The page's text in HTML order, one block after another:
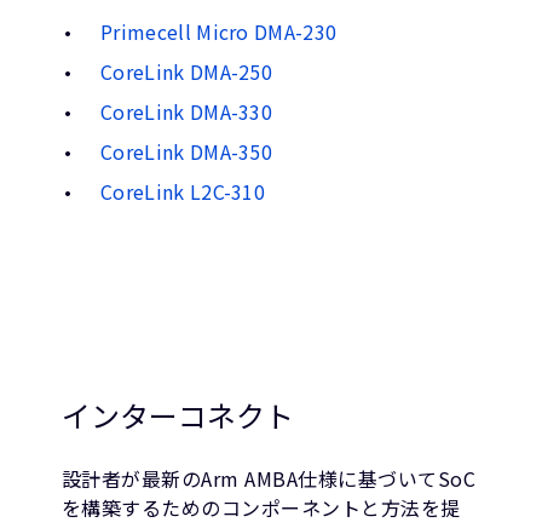
Primecell Micro DMA-230
CoreLink DMA-250
CoreLink DMA-330
CoreLink DMA-350
CoreLink L2C-310
インターコネクト
設計者が最新のArm AMBA仕様に基づいてSoC
を構築するためのコンポーネントと方法を提